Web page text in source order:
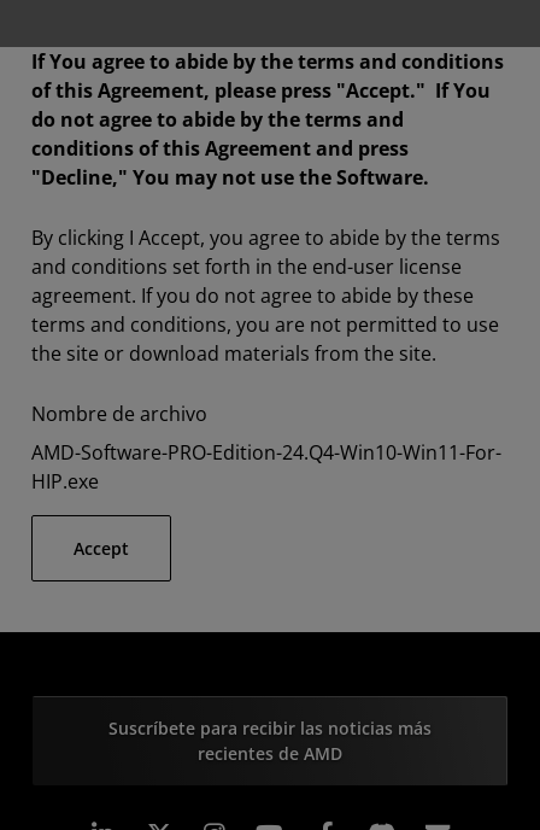
If You agree to abide by the terms and conditions
of this Agreement, please press "Accept." If You
do not agree to abide by the terms and
conditions of this Agreement and press
"Decline," You may not use the Software.
By clicking I Accept, you agree to abide by the terms
and conditions set forth in the end-user license
agreement. If you do not agree to abide by these
terms and conditions, you are not permitted to use
the site or download materials from the site.
Nombre de archivo
AMD-Software-PRO-Edition-24.Q4-Win10-Win11-For-
HIP.exe
Accept
Suscríbete para recibir las noticias más
recientes de AMD